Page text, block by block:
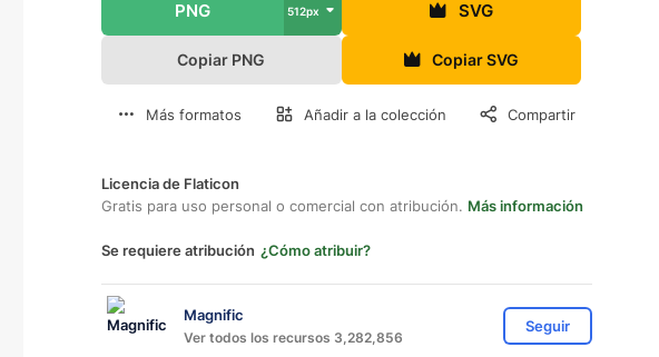
PNG 512px SVG
Copiar PNG Copiar SVG
Más formatos Añadir a la colección Compartir
Licencia de Flaticon
Gratis para uso personal o comercial con atribución. Más información
Se requiere atribución ¿Cómo atribuir?
Magnific
Ver todos los recursos 3,282,856
Seguir